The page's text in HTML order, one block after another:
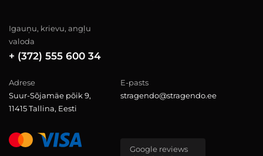
Igauņu, krievu, angļu
valoda
+ (372) 555 600 34
Adrese
Suur-Sõjamäe põik 9,
11415 Tallina, Eesti
E-pasts
stragendo@stragendo.ee
Google reviews